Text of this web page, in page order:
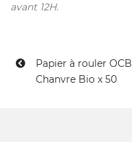
avant 12H.
Papier à rouler OCB
Chanvre Bio x 50